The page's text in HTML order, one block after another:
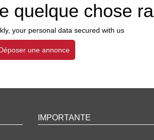
quelque chose
your personal data secured with us
une annonce
IMPORTANTE